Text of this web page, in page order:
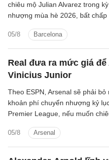
05/8 Barcelona
chiêu mộ Julian Alvarez trong
nhượng mùa hè 2026, bất chấp
Real đưa ra mức giá
Vinicius Junior
05/8 Arsenal
Theo ESPN, Arsenal sẽ phải bỏ
khoản phí chuyển nhượng kỷ
Premier League, nếu muốn